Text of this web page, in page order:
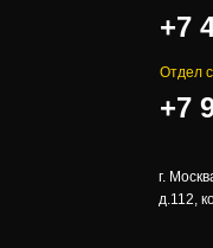
+7
Отдел
+7
г.
д.112,